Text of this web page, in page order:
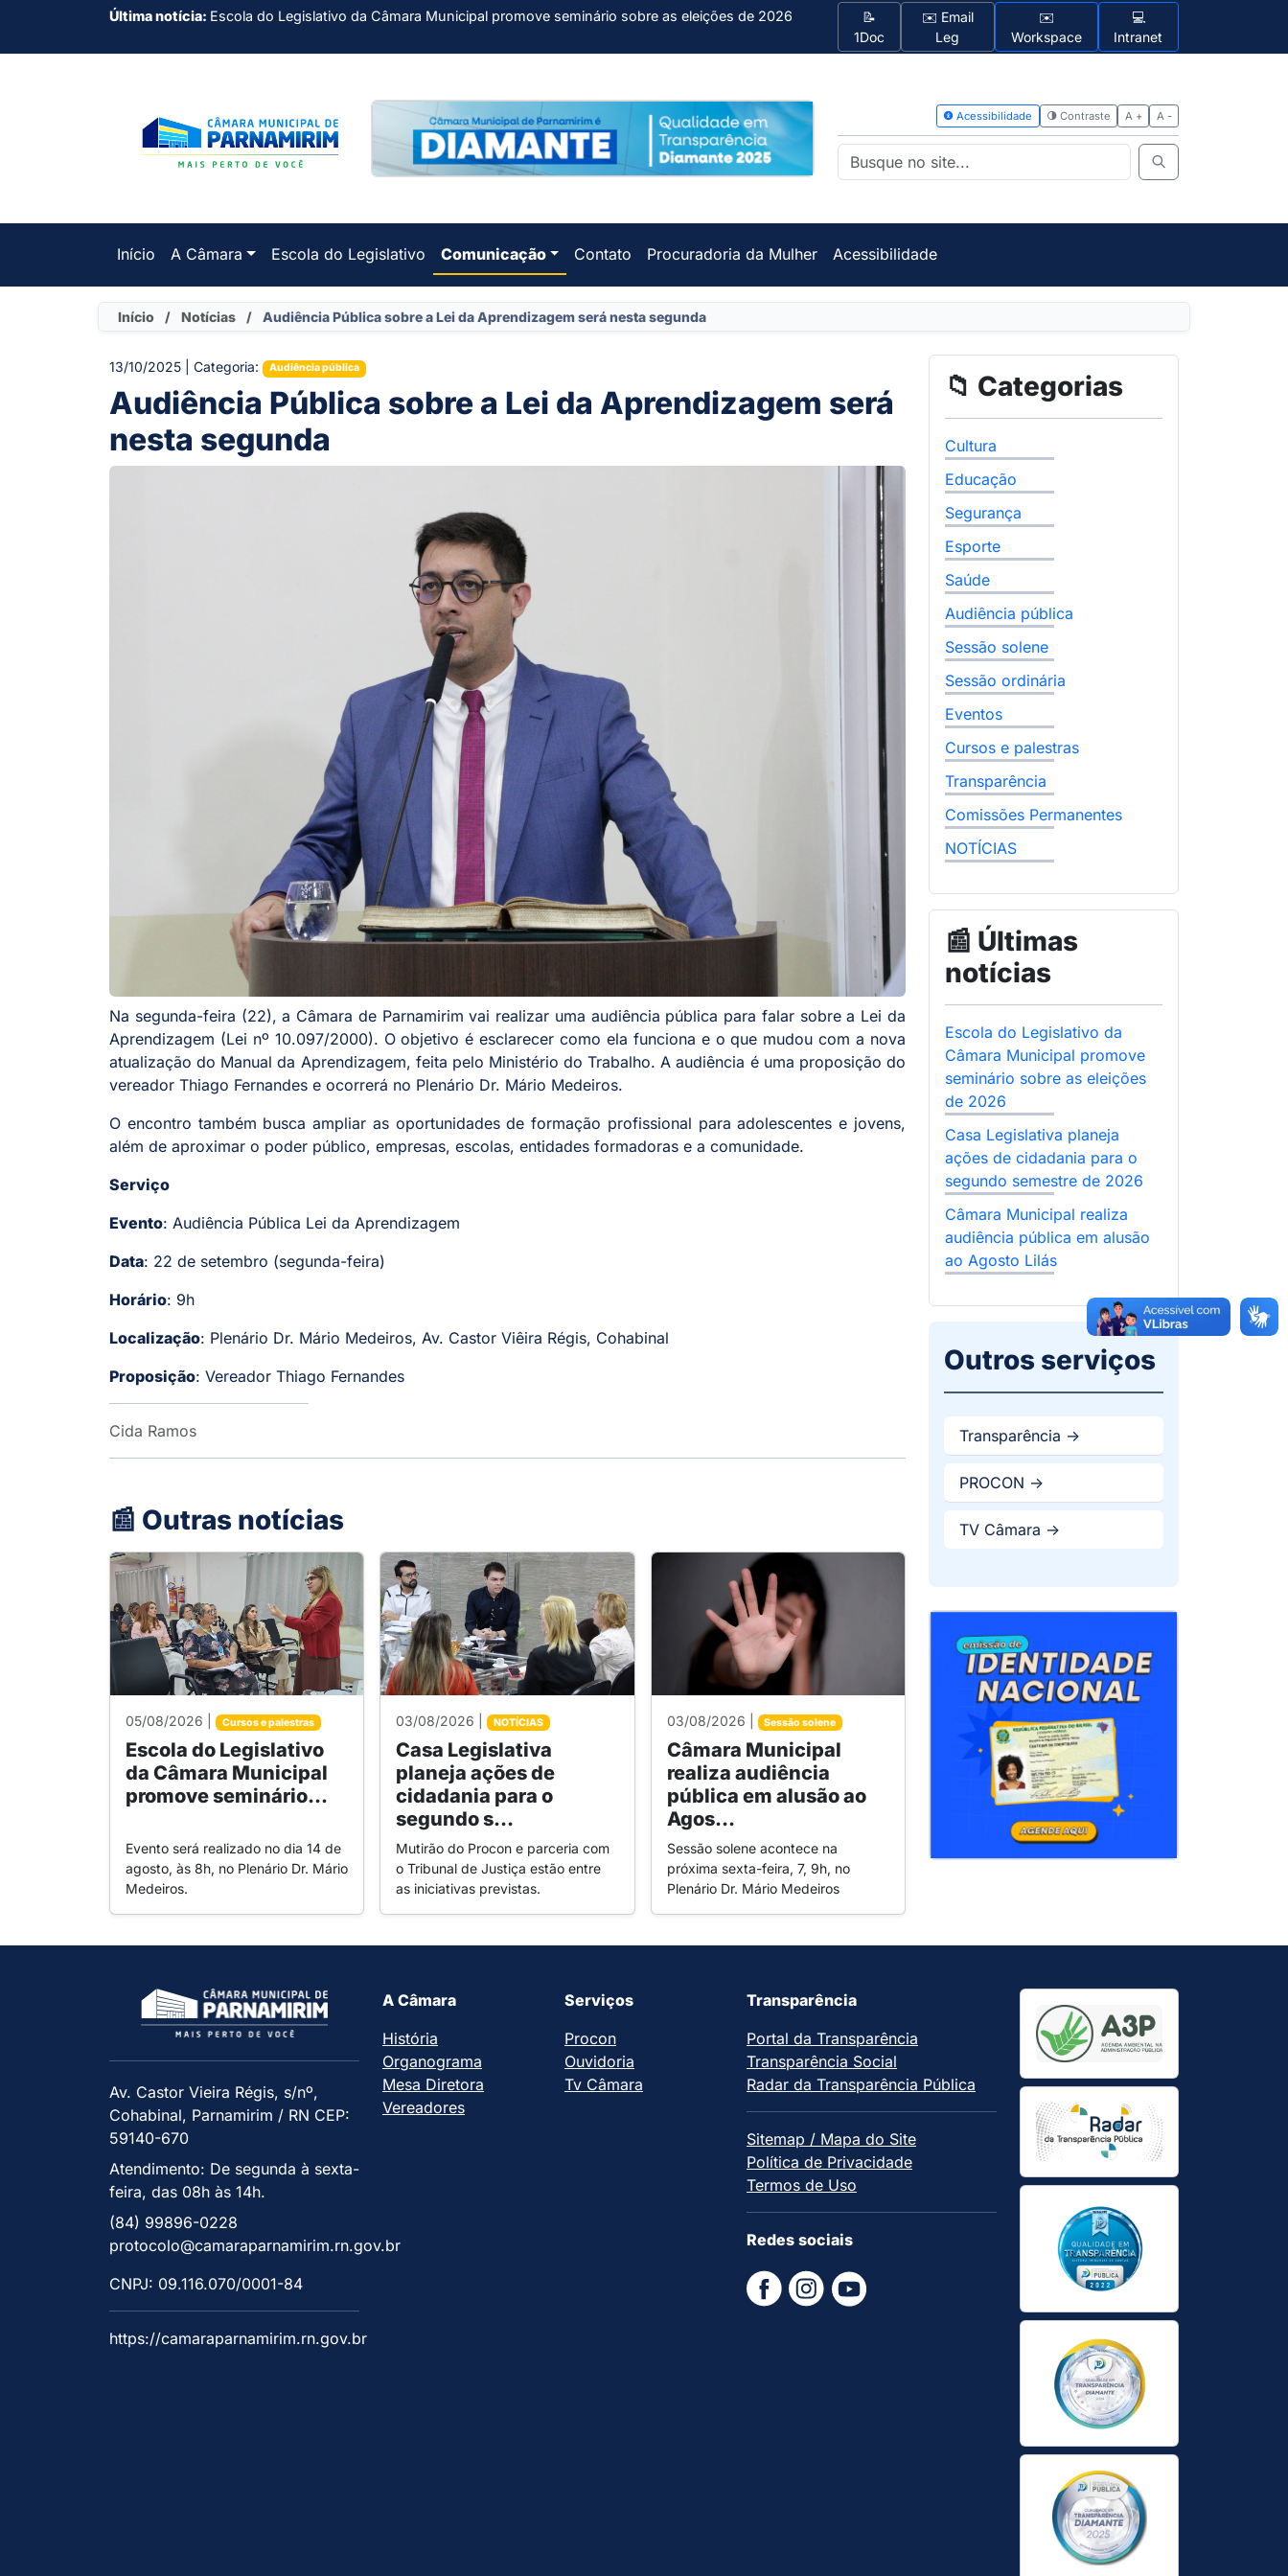
Última notícia: Escola do Legislativo da Câmara Municipal promove seminário sobre as eleições de 2026
📝
1Doc
✉️ Email
Leg
✉️
Workspace
💻
Intranet
Início A Câmara Escola do Legislativo Comunicação Contato Procuradoria da Mulher Acessibilidade
Início / Notícias / Audiência Pública sobre a Lei da Aprendizagem será nesta segunda
13/10/2025 | Categoria: Audiência pública
Audiência Pública sobre a Lei da Aprendizagem será
nesta segunda
Na segunda-feira (22), a Câmara de Parnamirim vai realizar uma audiência pública para falar sobre a Lei da
Aprendizagem (Lei nº 10.097/2000). O objetivo é esclarecer como ela funciona e o que mudou com a nova
atualização do Manual da Aprendizagem, feita pelo Ministério do Trabalho. A audiência é uma proposição do
vereador Thiago Fernandes e ocorrerá no Plenário Dr. Mário Medeiros.
O encontro também busca ampliar as oportunidades de formação profissional para adolescentes e jovens,
além de aproximar o poder público, empresas, escolas, entidades formadoras e a comunidade.
Serviço
Evento: Audiência Pública Lei da Aprendizagem
Data: 22 de setembro (segunda-feira)
Horário: 9h
Localização: Plenário Dr. Mário Medeiros, Av. Castor Viêira Régis, Cohabinal
Proposição: Vereador Thiago Fernandes
Cida Ramos
📰 Outras notícias
05/08/2026 | Cursos e palestras
Escola do Legislativo
da Câmara Municipal
promove seminário...
Evento será realizado no dia 14 de
agosto, às 8h, no Plenário Dr. Mário
Medeiros.
03/08/2026 | NOTÍCIAS
Casa Legislativa
planeja ações de
cidadania para o
segundo s...
Mutirão do Procon e parceria com
o Tribunal de Justiça estão entre
as iniciativas previstas.
03/08/2026 | Sessão solene
Câmara Municipal
realiza audiência
pública em alusão ao
Agos...
Sessão solene acontece na
próxima sexta-feira, 7, 9h, no
Plenário Dr. Mário Medeiros
📁 Categorias
Cultura
Educação
Segurança
Esporte
Saúde
Audiência pública
Sessão solene
Sessão ordinária
Eventos
Cursos e palestras
Transparência
Comissões Permanentes
NOTÍCIAS
📰 Últimas
notícias
Escola do Legislativo da
Câmara Municipal promove
seminário sobre as eleições
de 2026
Casa Legislativa planeja
ações de cidadania para o
segundo semestre de 2026
Câmara Municipal realiza
audiência pública em alusão
ao Agosto Lilás
Outros serviços
Transparência ->
PROCON ->
TV Câmara ->
Av. Castor Vieira Régis, s/nº,
Cohabinal, Parnamirim / RN CEP:
59140-670
Atendimento: De segunda à sexta-
feira, das 08h às 14h.
(84) 99896-0228
protocolo@camaraparnamirim.rn.gov.br
CNPJ: 09.116.070/0001-84
https://camaraparnamirim.rn.gov.br
A Câmara
História
Organograma
Mesa Diretora
Vereadores
Serviços
Procon
Ouvidoria
Tv Câmara
Transparência
Portal da Transparência
Transparência Social
Radar da Transparência Pública
Sitemap / Mapa do Site
Política de Privacidade
Termos de Uso
Redes sociais